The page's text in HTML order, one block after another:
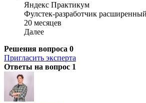
Яндекс Практикум
Фулстек-разработчик расширенный
20 месяцев
Далее
Решения вопроса 0
Пригласить эксперта
Ответы на вопрос 1